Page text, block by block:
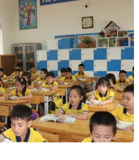
thu được từ các tài sản
minh châu Âu (EU) phong
phạt.
Ukraine cũng đã xác nhận
hợp với
kế
chiến